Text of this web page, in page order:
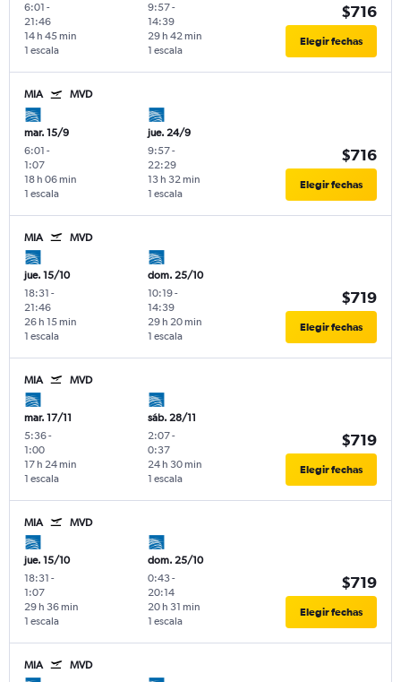
6:01 -
21:46
1 escala
14 h 45 min
9:57-
14:39
1 escala
29 h 42 min
$716
Elegir fechas
MIA MVD
mar. 15/9
6:01 -
1:07
1 escala
18 h 06 min
jue. 24/9
9:57-
22:29
1 escala
13 h 32 min
$716
Elegir fechas
MIA MVD
jue. 15/10
18:31 -
21:46
1 escala
26 h 15 min
dom. 25/10
10:19-
14:39
1 escala
29 h 20 min
$719
Elegir fechas
MIA MVD
mar. 17/11
5:36-
1:00
1 escala
17 h 24 min
sáb. 28/11
2:07-
0:37
1 escala
24 h 30 min
$719
Elegir fechas
MIA MVD
jue. 15/10
18:31 -
1:07
1 escala
29 h 36 min
dom. 25/10
0:43-
20:14
1 escala
20 h 31 min
$719
Elegir fechas
MIA MVD